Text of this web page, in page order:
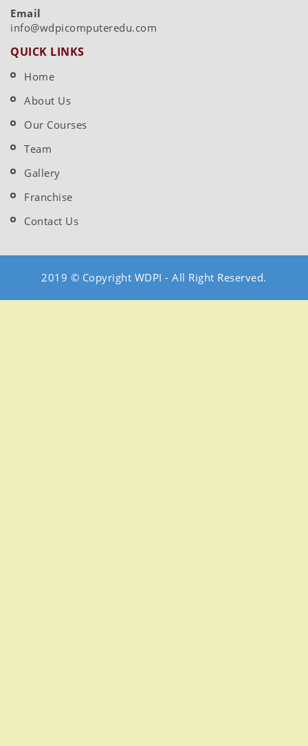
Email
info@wdpicomputeredu.com
QUICK LINKS
Home
About Us
Our Courses
Team
Gallery
Franchise
Contact Us
2019 © Copyright WDPI - All Right Reserved.